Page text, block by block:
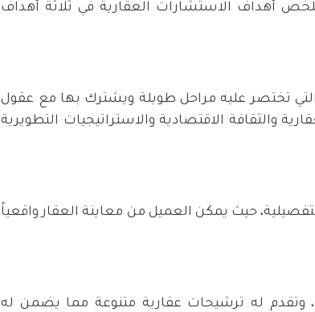
أهداف الاستشارات العقارية في ثلاثة أهداف
تختصر عليه مراحل طويلة ويشترك بها مع عقول
والثقافة الاقتصادية والاستراتيجيات التطويرية
حيث يمكن العميل من معاينة العقار واقعياً
له ترشيحات عقارية متنوعة مما يضمن له